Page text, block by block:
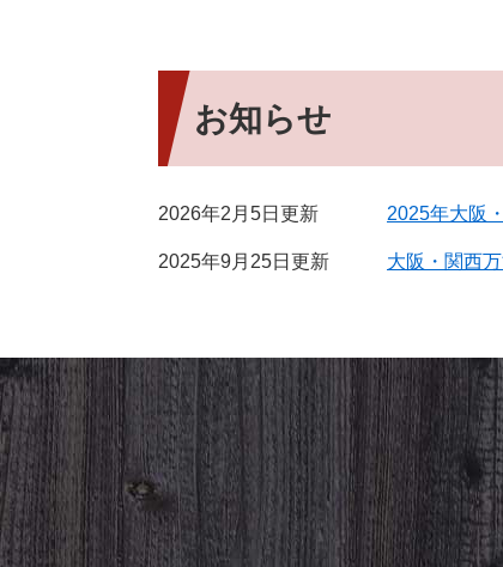
お知らせ
2026年2月5日更新 2025年大阪
2025年9月25日更新 大阪・関西